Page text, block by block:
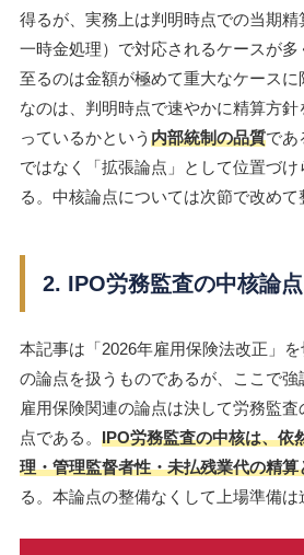
得るが、実務上は判明時点での当期精
一時金処理）で対応されるケースが多
至るのは金額が極めて重大なケース
なのは、判明時点で速やかに精算方
っているかという 内部統制の品質であ
ではなく「拡張論点」として位置づ
る。中核論点については次節で改めて
2. IPO労務監査の中核論
本記事は「2026年雇用保険法改正」
の論点を扱うものであるが、ここで強
雇用保険関連の論点は決して労務監査
点である。 IPO労務監査の中核は、依
理・管理監督者性・未払残業代の精算
る。本論点の整備なくして上場準備は